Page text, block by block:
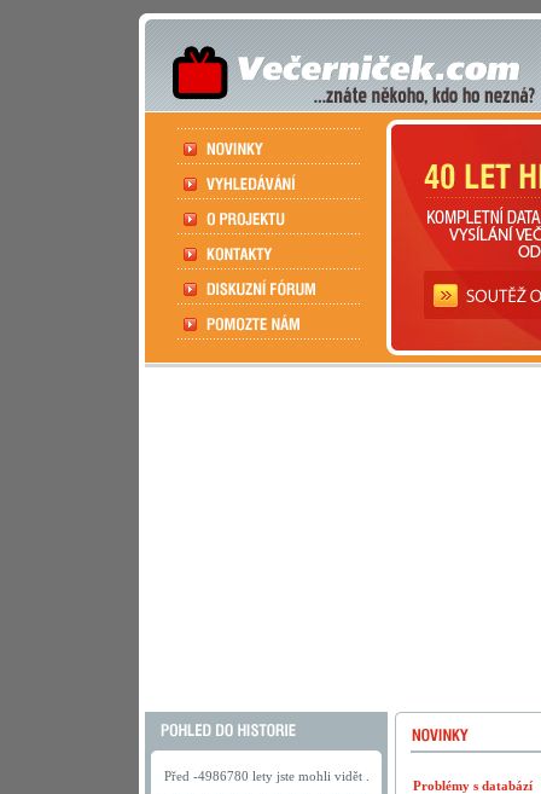
Před -4986780 lety jste mohli vidět .
Problémy s databází